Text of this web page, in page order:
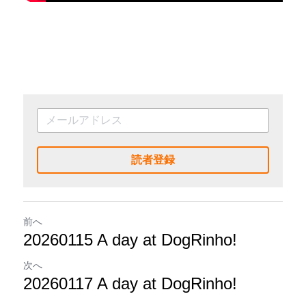
読者登録
前へ
20260115 A day at DogRinho!
次へ
20260117 A day at DogRinho!